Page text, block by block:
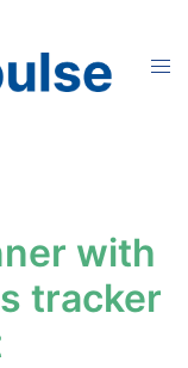
with
tracker